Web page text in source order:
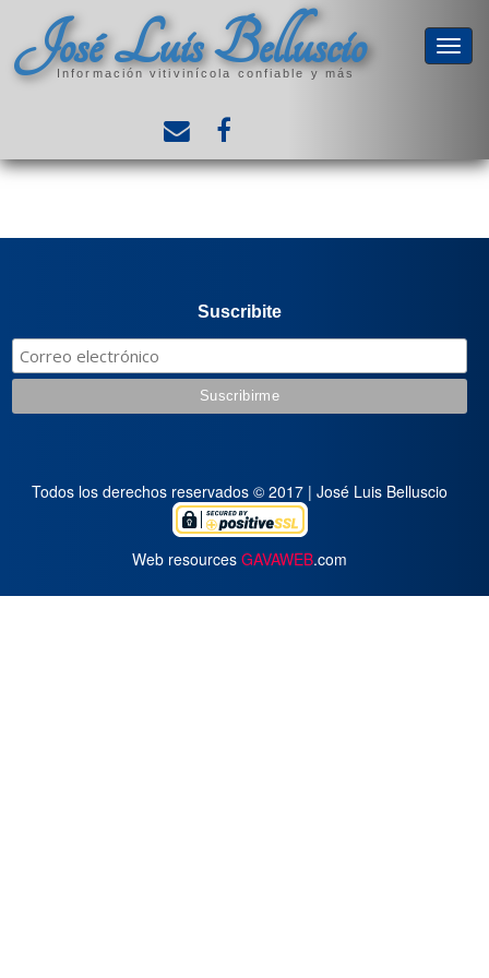
José Luis Belluscio
Información vitivinícola confiable y más
Suscribite
Todos los derechos reservados © 2017 | José Luis Belluscio
Web resources GAVAWEB.com